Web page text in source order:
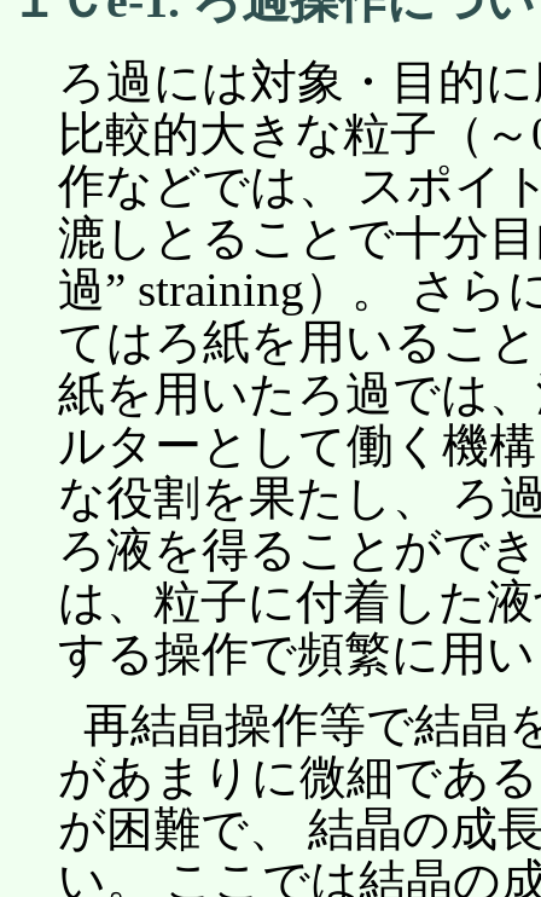
ろ過には対象・目的
比較的大きな粒子（
作などでは、 スポイ
漉しとることで十分
過” straining）。 さら
てはろ紙を用いるこ
紙を用いたろ過では
ルターとして働く機
な役割を果たし、 ろ
ろ液を得ることがで
は、粒子に付着した
する操作で頻繁に用
再結晶操作等で結晶
があまりに微細であ
が困難で、 結晶の成
い。 ここでは結晶の